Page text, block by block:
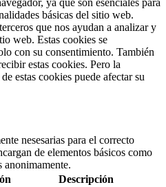
básicas del sitio web.
que nos ayudan a analizar y
web. Estas cookies se
con su consentimiento. También
estas cookies. Pero la
estas cookies puede afectar su
nesesarias para el correcto
de elementos básicos como
anonimamente.
Descripción